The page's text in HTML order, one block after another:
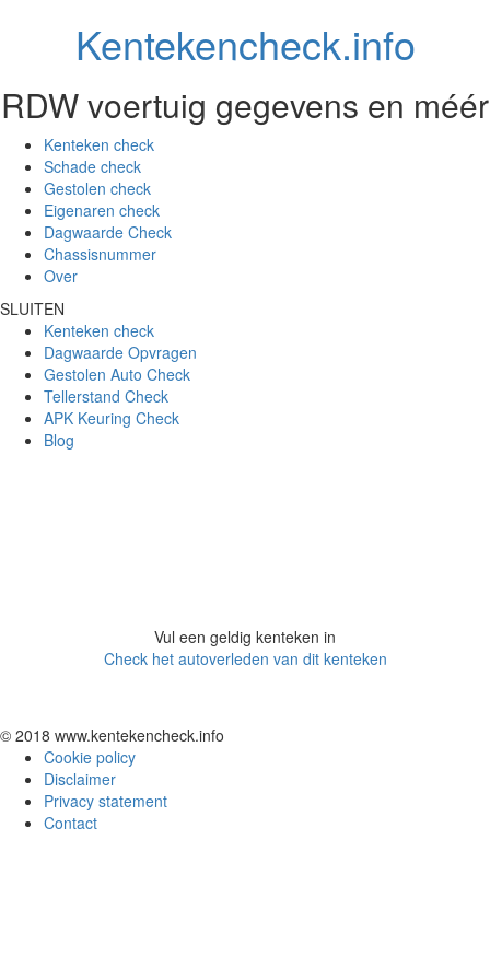
Kentekencheck.info
RDW voertuig gegevens en méér
Kenteken check
Schade check
Gestolen check
Eigenaren check
Dagwaarde Check
Chassisnummer
Over
SLUITEN
Kenteken check
Dagwaarde Opvragen
Gestolen Auto Check
Tellerstand Check
APK Keuring Check
Blog
Vul een geldig kenteken in
Check het autoverleden van dit kenteken
© 2018 www.kentekencheck.info
Cookie policy
Disclaimer
Privacy statement
Contact